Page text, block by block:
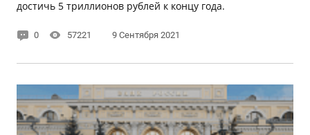
достичь 5 триллионов рублей к концу года.
0 57221 9 Сентября 2021